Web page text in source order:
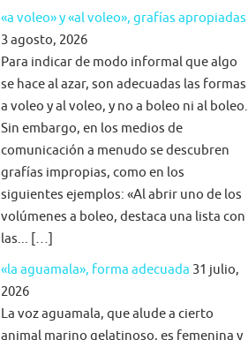
«a voleo» y «al voleo», grafías apropiadas
3 agosto, 2026
Para indicar de modo informal que algo
se hace al azar, son adecuadas las formas
a voleo y al voleo, y no a boleo ni al boleo.
Sin embargo, en los medios de
comunicación a menudo se descubren
grafías impropias, como en los
siguientes ejemplos: «Al abrir uno de los
volúmenes a boleo, destaca una lista con
las... […]
«la aguamala», forma adecuada 31 julio,
2026
La voz aguamala, que alude a cierto
animal marino gelatinoso, es femenina y